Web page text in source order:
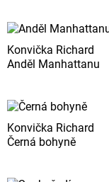
Konvička Richard
Anděl Manhattanu
Konvička Richard
Černá bohyně